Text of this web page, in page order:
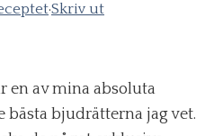
& PR ·Skriv ut
en av mina absoluta
bästa bjudrätterna jag vet.